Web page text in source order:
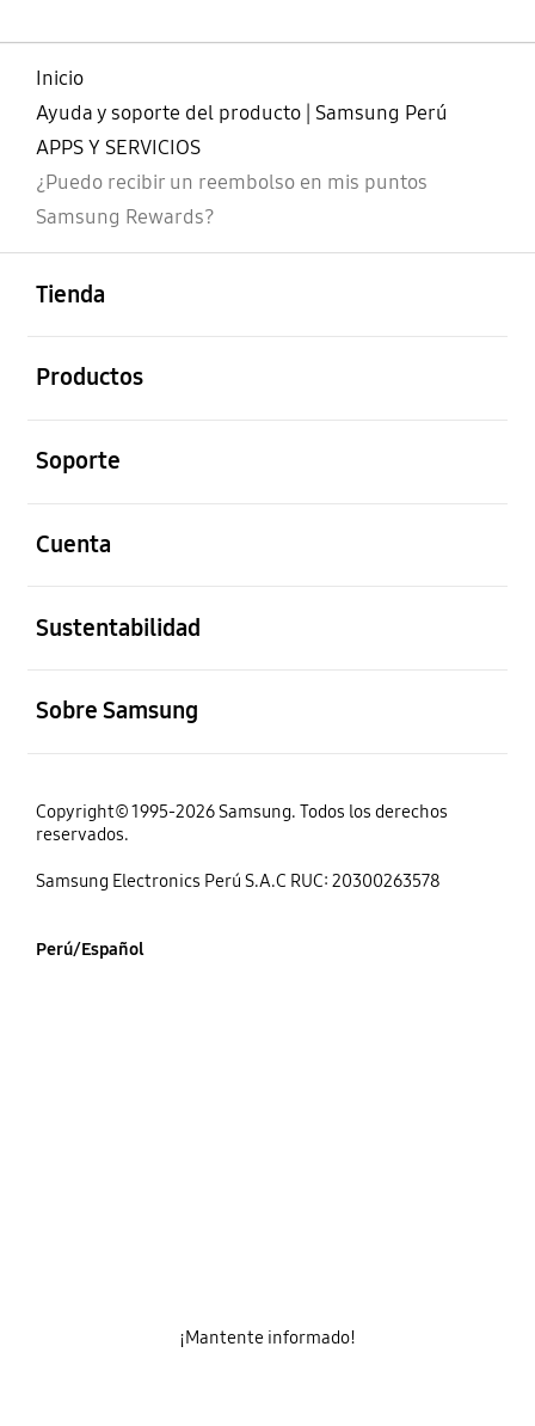
Inicio
Ayuda y soporte del producto | Samsung Perú
APPS Y SERVICIOS
¿Puedo recibir un reembolso en mis puntos
Samsung Rewards?
Tienda
Productos
Soporte
Cuenta
Sustentabilidad
Sobre Samsung
Copyright© 1995-2026 Samsung. Todos los derechos
reservados.
Samsung Electronics Perú S.A.C RUC: 20300263578
Perú/Español
¡Mantente informado!